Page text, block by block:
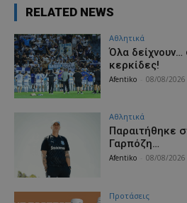
RELATED NEWS
Αθλητικά
Όλα δείχνουν…
κερκίδες!
Afentiko 08/08/2026
Αθλητικά
Παραιτήθηκε
Γαρπόζη…
Afentiko 08/08/2026
Προτάσεις